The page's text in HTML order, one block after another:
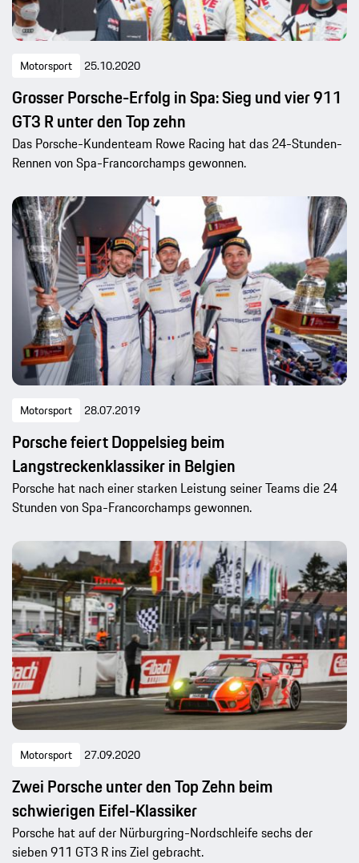
Motorsport 25.10.2020
Grosser Porsche-Erfolg in Spa: Sieg und vier 911
GT3 R unter den Top zehn
Das Porsche-Kundenteam Rowe Racing hat das 24-Stunden-
Rennen von Spa-Francorchamps gewonnen.
Motorsport 28.07.2019
Porsche feiert Doppelsieg beim
Langstreckenklassiker in Belgien
Porsche hat nach einer starken Leistung seiner Teams die 24
Stunden von Spa-Francorchamps gewonnen.
Motorsport 27.09.2020
Zwei Porsche unter den Top Zehn beim
schwierigen Eifel-Klassiker
Porsche hat auf der Nürburgring-Nordschleife sechs der
sieben 911 GT3 R ins Ziel gebracht.